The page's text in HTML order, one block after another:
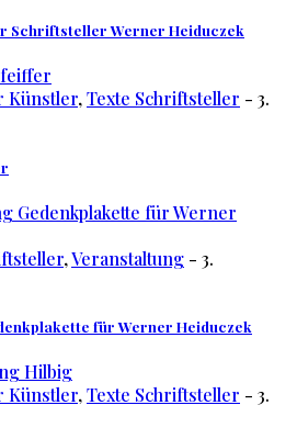
Schriftsteller Werner Heiduczek
Künstler,Texte Schriftsteller - 3.
,Veranstaltung - 3.
für Werner Heiduczek
Künstler,Texte Schriftsteller - 3.